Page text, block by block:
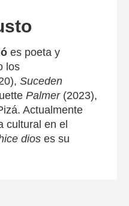
es poeta y
los
Suceden
Palmer (2023),
Actualmente
cultural en el
dios es su